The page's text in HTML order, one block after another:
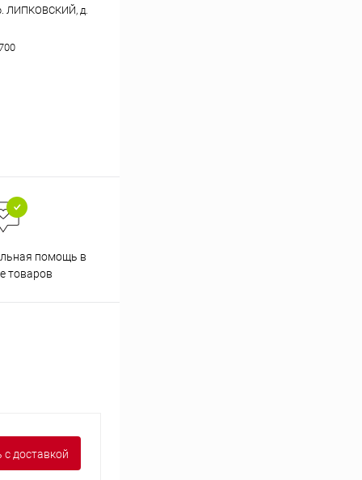
ЛИПКОВСКИЙ, д.
помощь в
товаров
с доставкой